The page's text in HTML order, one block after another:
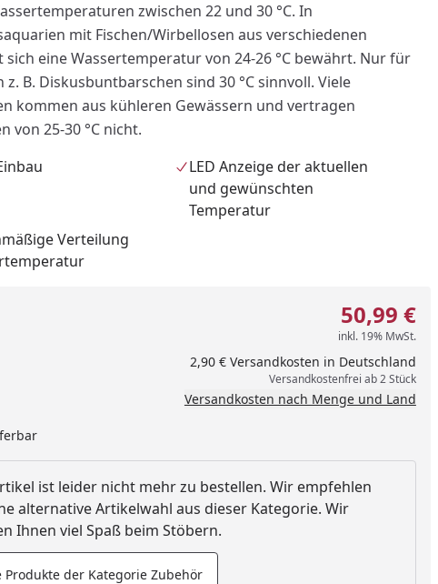
zwischen 22 und 30 °C. In
mit Fischen/Wirbellosen aus verschiedenen
sich eine Wassertemperatur von 24-26 °C bewährt. Nur für
z. B. Diskusbuntbarschen sind 30 °C sinnvoll. Viele
kommen aus kühleren Gewässern und vertragen
von 25-30 °C nicht.
LED Anzeige der aktuellen
und gewünschten
Temperatur
Verteilung
50,99 €
inkl. 19% MwSt.
2,90 € Versandkosten in Deutschland
Versandkostenfrei ab 2 Stück
Versandkosten nach Menge und Land
ist leider nicht mehr zu bestellen. Wir empfehlen
alternative Artikelwahl aus dieser Kategorie. Wir
Ihnen viel Spaß beim Stöbern.
Produkte der Kategorie Zubehör